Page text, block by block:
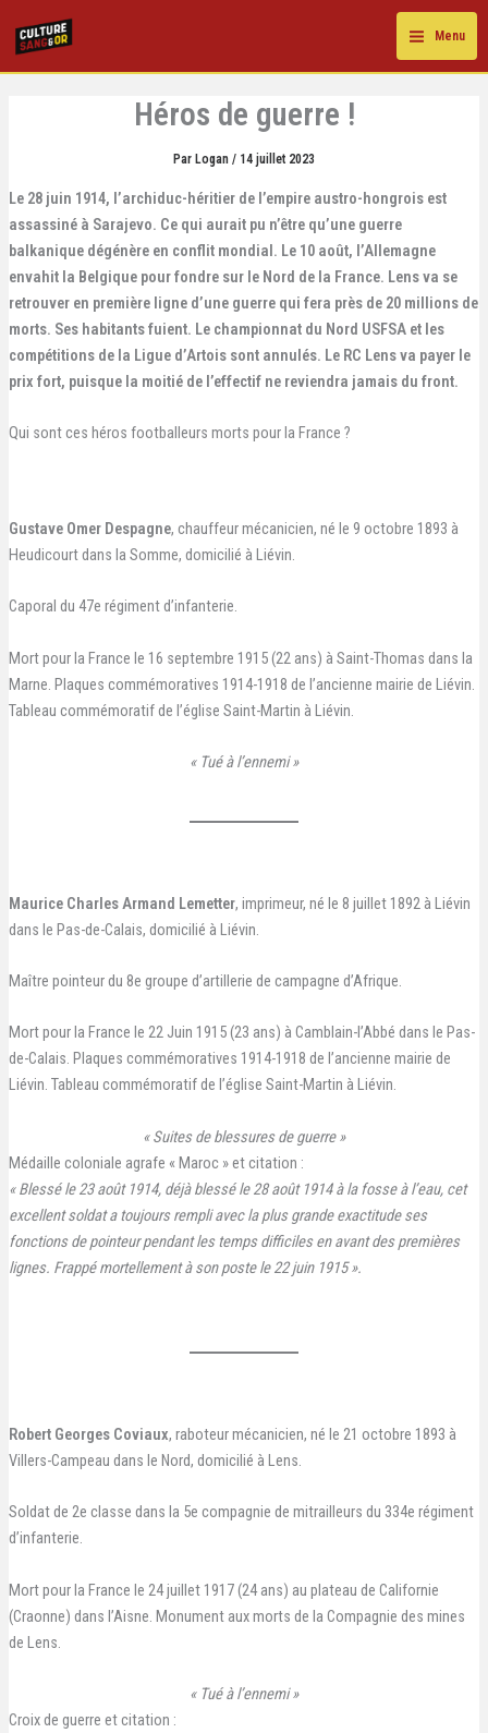
Menu
Héros de guerre !
Par Logan / 14 juillet 2023
Le 28 juin 1914, l’archiduc-héritier de l’empire austro-hongrois est
assassiné à Sarajevo. Ce qui aurait pu n’être qu’une guerre
balkanique dégénère en conflit mondial. Le 10 août, l’Allemagne
envahit la Belgique pour fondre sur le Nord de la France. Lens va se
retrouver en première ligne d’une guerre qui fera près de 20 millions de
morts. Ses habitants fuient. Le championnat du Nord USFSA et les
compétitions de la Ligue d’Artois sont annulés. Le RC Lens va payer le
prix fort, puisque la moitié de l’effectif ne reviendra jamais du front.
Qui sont ces héros footballeurs morts pour la France ?
Gustave Omer Despagne, chauffeur mécanicien, né le 9 octobre 1893 à
Heudicourt dans la Somme, domicilié à Liévin.
Caporal du 47e régiment d’infanterie.
Mort pour la France le 16 septembre 1915 (22 ans) à Saint-Thomas dans la
Marne. Plaques commémoratives 1914-1918 de l’ancienne mairie de Liévin.
Tableau commémoratif de l’église Saint-Martin à Liévin.
« Tué à l’ennemi »
Maurice Charles Armand Lemetter, imprimeur, né le 8 juillet 1892 à Liévin
dans le Pas-de-Calais, domicilié à Liévin.
Maître pointeur du 8e groupe d’artillerie de campagne d’Afrique.
Mort pour la France le 22 Juin 1915 (23 ans) à Camblain-l’Abbé dans le Pas-
de-Calais. Plaques commémoratives 1914-1918 de l’ancienne mairie de
Liévin. Tableau commémoratif de l’église Saint-Martin à Liévin.
« Suites de blessures de guerre »
Médaille coloniale agrafe « Maroc » et citation :
« Blessé le 23 août 1914, déjà blessé le 28 août 1914 à la fosse à l’eau, cet
excellent soldat a toujours rempli avec la plus grande exactitude ses
fonctions de pointeur pendant les temps difficiles en avant des premières
lignes. Frappé mortellement à son poste le 22 juin 1915 ».
Robert Georges Coviaux, raboteur mécanicien, né le 21 octobre 1893 à
Villers-Campeau dans le Nord, domicilié à Lens.
Soldat de 2e classe dans la 5e compagnie de mitrailleurs du 334e régiment
d’infanterie.
Mort pour la France le 24 juillet 1917 (24 ans) au plateau de Californie
(Craonne) dans l’Aisne. Monument aux morts de la Compagnie des mines
de Lens.
« Tué à l’ennemi »
Croix de guerre et citation :